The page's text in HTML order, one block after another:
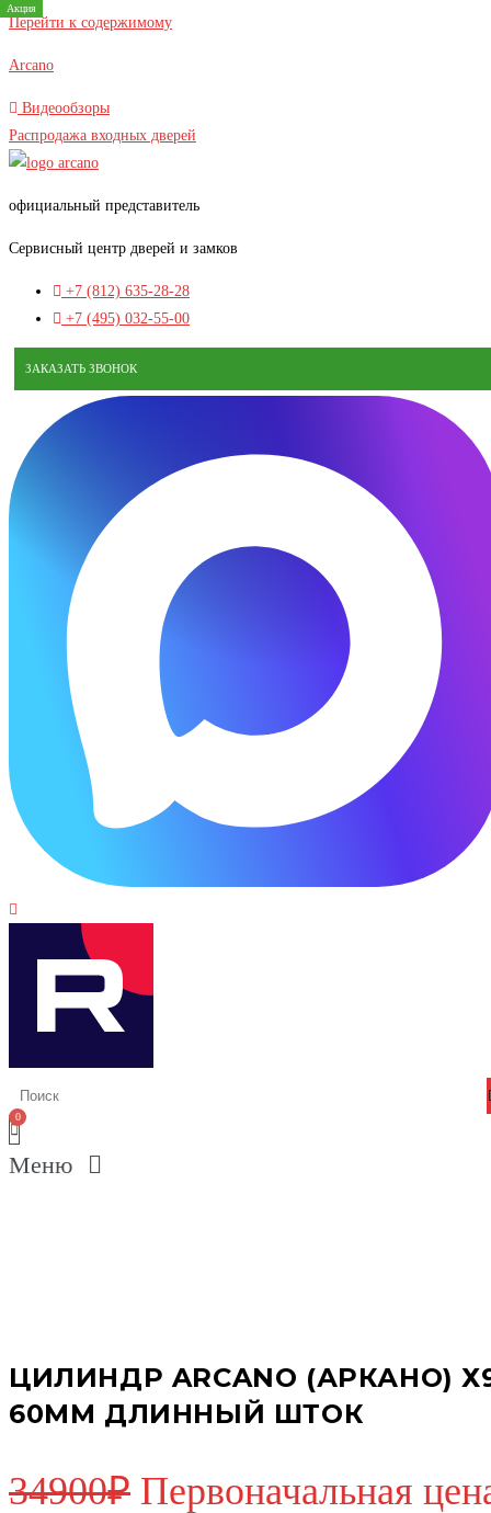
Перейти к содержимому
Arcano
Видеообзоры
Распродажа входных дверей
официальный представитель
Сервисный центр дверей и замков
+7 (812) 635-28-28
+7 (495) 032-55-00
ЗАКАЗАТЬ ЗВОНОК
Меню
Акция
ЦИЛИНДР ARCANO (АРКАНО)
60ММ ДЛИННЫЙ ШТОК
34900₽ Первоначальная
Акция
Акция
Акция
Акция
Акция
Акция